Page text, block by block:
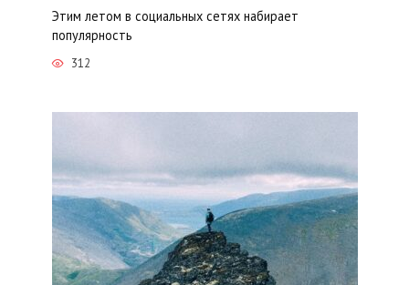
Этим летом в социальных сетях набирает
популярность
312